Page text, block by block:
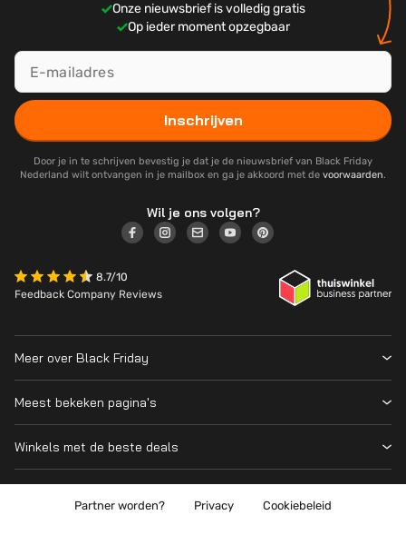
Onze nieuwsbrief is volledig gratis
Op ieder moment opzegbaar
Inschrijven
Door je in te schrijven bevestig je dat je de nieuwsbrief van Black Friday
Nederland wilt ontvangen in je mailbox en ga je akkoord met de voorwaarden.
Wil je ons volgen?
8.7/10
Feedback Company Reviews
Meer over Black Friday
Wanneer is Black Friday?
Cyber Monday 2026
Over ons
Meest bekeken pagina's
Prijsvergelijker
Winkels met de beste deals
Partner worden? Privacy Cookiebeleid